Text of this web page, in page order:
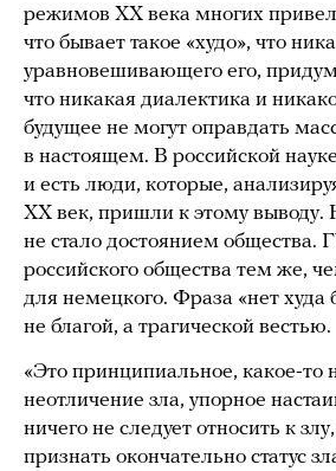
режимов ХХ века многих
что бывает такое «худо», что
уравновешивающего его,
что никакая диалектика и
будущее не могут оправдать
в настоящем. В российской
и есть люди, которые,
ХХ век, пришли к этому выводу.
не стало достоянием общества.
российского общества тем же,
для немецкого. Фраза «нет худа
не благой, а трагической вестью.
«Это принципиальное, какое-то
неотличение зла, упорное
ничего не следует относить к
признать окончательно статус